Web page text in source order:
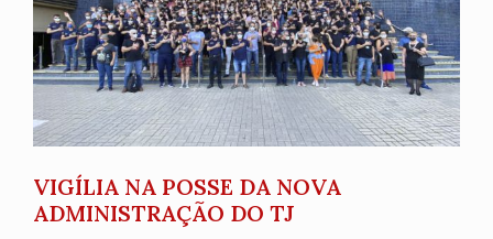
VIGÍLIA NA POSSE DA NOVA
ADMINISTRAÇÃO DO TJ